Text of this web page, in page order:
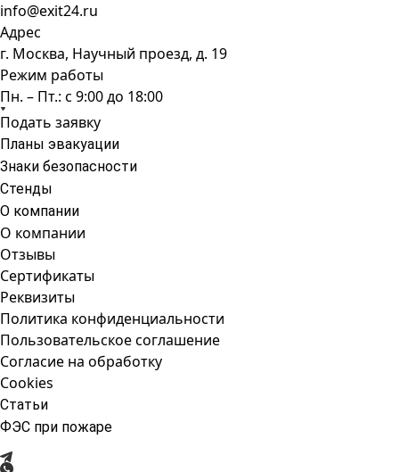
info@exit24.ru
Адрес
г. Москва, Научный проезд, д. 19
Режим работы
Пн. – Пт.: с 9:00 до 18:00
Подать заявку
Планы эвакуации
Знаки безопасности
Стенды
О компании
О компании
Отзывы
Сертификаты
Реквизиты
Политика конфиденциальности
Пользовательское соглашение
Согласие на обработку
Cookies
Статьи
ФЭС при пожаре